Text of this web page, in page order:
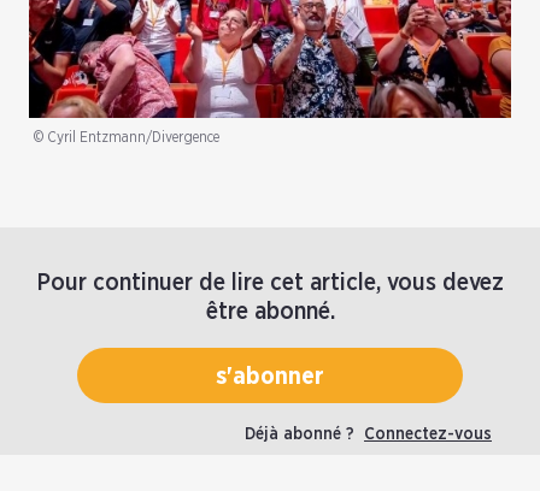
© Cyril Entzmann/Divergence
Pour continuer de lire cet article, vous devez
être abonné.
s'abonner
Déjà abonné ? Connectez-vous